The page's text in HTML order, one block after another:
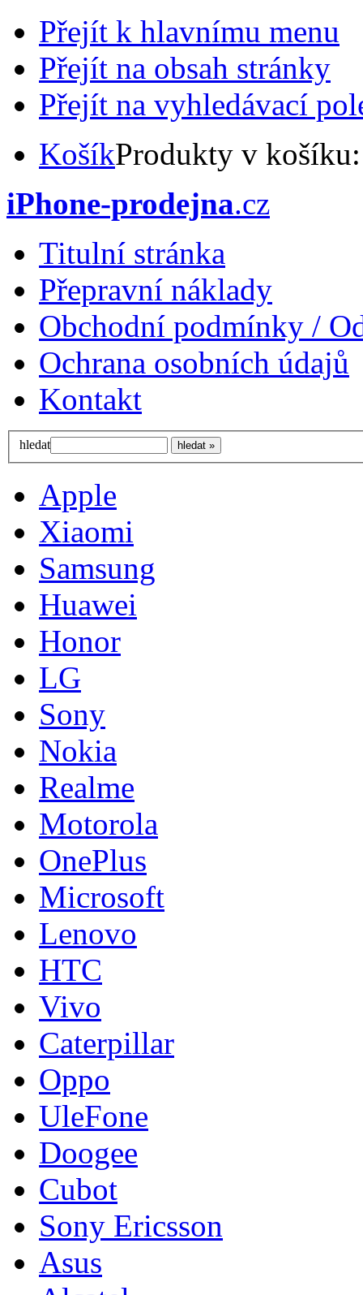
Přejít k hlavnímu menu
Přejít na obsah stránky
Přejít na vyhledávací
KošíkProdukty v
iPhone-prodejna.cz
Titulní stránka
Přepravní náklady
Obchodní podmínky /
Ochrana osobních údajů
Kontakt
hledat
Apple
Xiaomi
Samsung
Huawei
Honor
LG
Sony
Nokia
Realme
Motorola
OnePlus
Microsoft
Lenovo
HTC
Vivo
Caterpillar
Oppo
UleFone
Doogee
Cubot
Sony Ericsson
Asus